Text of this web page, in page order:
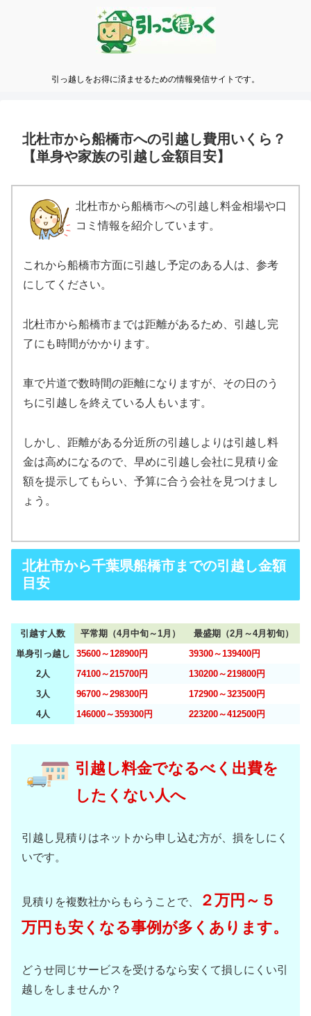
引っ越しをお得に済ませるための情報発信サイトです。
北杜市から船橋市への引越し費用いくら？
【単身や家族の引越し金額目安】
北杜市から船橋市への引越し料金相場や口
コミ情報を紹介しています。
これから船橋市方面に引越し予定のある人は、参考
にしてください。
北杜市から船橋市までは距離があるため、引越し完
了にも時間がかかります。
車で片道で数時間の距離になりますが、その日のう
ちに引越しを終えている人もいます。
しかし、距離がある分近所の引越しよりは引越し料
金は高めになるので、早めに引越し会社に見積り金
額を提示してもらい、予算に合う会社を見つけまし
ょう。
北杜市から千葉県船橋市までの引越し金額
目安
引越す人数 平常期（4月中旬～1月）
最盛期（2月～4月初旬）
単身引っ越し
35600～128900円
39300～139400円
2人
74100～215700円
130200～219800円
3人
96700～298300円
172900～323500円
4人
146000～359300円 223200～412500円
引越し料金でなるべく出費を
したくない人へ
引越し見積りはネットから申し込む方が、損をしにく
いです。
見積りを複数社からもらうことで、
２万円～５
万円も安くなる事例が多くあります。
どうせ同じサービスを受けるなら安くて損しにくい引
越しをしませんか？